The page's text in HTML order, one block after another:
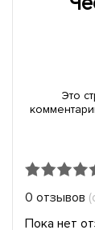
Это
0 отзывов
Пока нет